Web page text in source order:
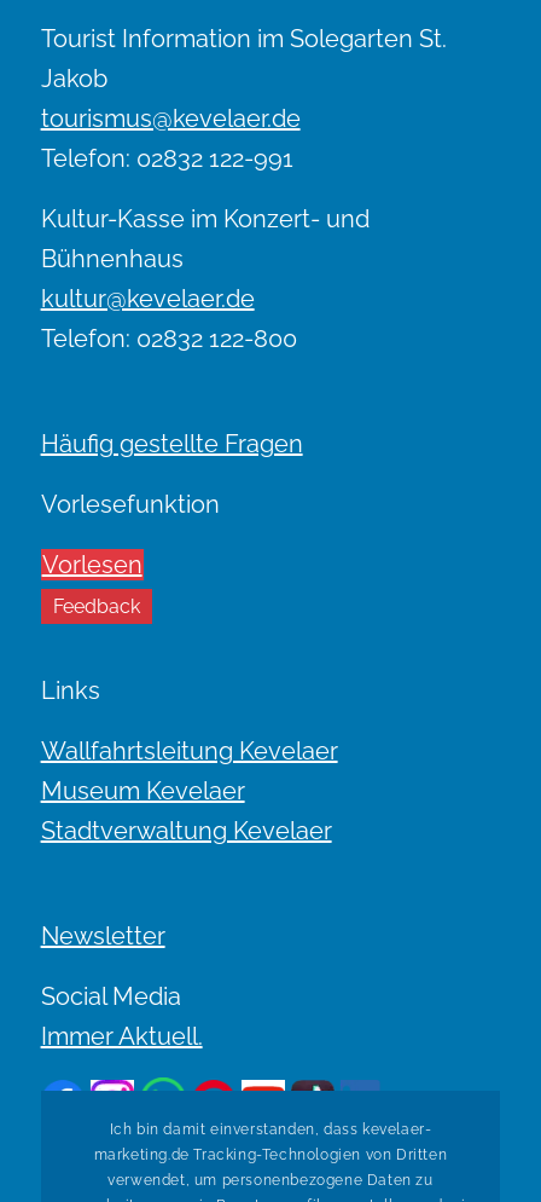
Tourist Information im Solegarten St.
Jakob
tourismus@kevelaer.de
Telefon: 02832 122-991
Kultur-Kasse im Konzert- und
Bühnenhaus
kultur@kevelaer.de
Telefon: 02832 122-800
Häufig gestellte Fragen
Vorlesefunktion
Vorlesen
Feedback
Links
Wallfahrtsleitung Kevelaer
Museum Kevelaer
Stadtverwaltung Kevelaer
Newsletter
Social Media
Immer Aktuell.
Ich bin damit einverstanden, dass kevelaer-
marketing.de Tracking-Technologien von Dritten
verwendet, um personenbezogene Daten zu